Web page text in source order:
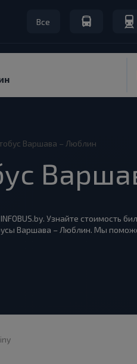
Все
Варшава – Люблин
Узнайте стоимость
Варшава – Люблин. Мы